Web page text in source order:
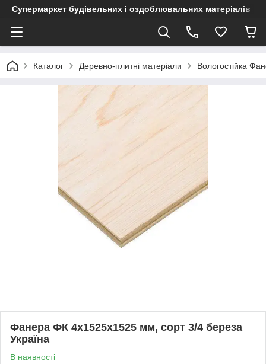
Супермаркет будівельних і оздоблювальних матеріалів
Каталог Деревно-плитні матеріали Вологостійка
Фанера ФК 4х1525х1525 мм, сорт 3/4 береза
Україна
В наявності